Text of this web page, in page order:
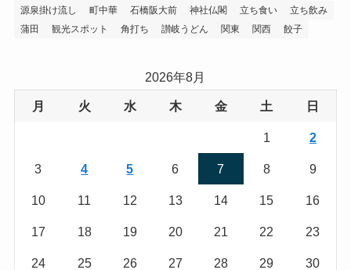
源泉掛け流し
町中華 石橋阪大前 神社仏閣 立ち食い
立ち飲み
蒲田
観光スポット 角打ち 讃岐うどん 関東 関西 餃子
2026年8月
月 火 水 木 金 土 日
1 2
3 4 5 6 7 8 9
10 11 12 13 14 15 16
17 18 19 20 21 22 23
24 25 26 27 28 29 30